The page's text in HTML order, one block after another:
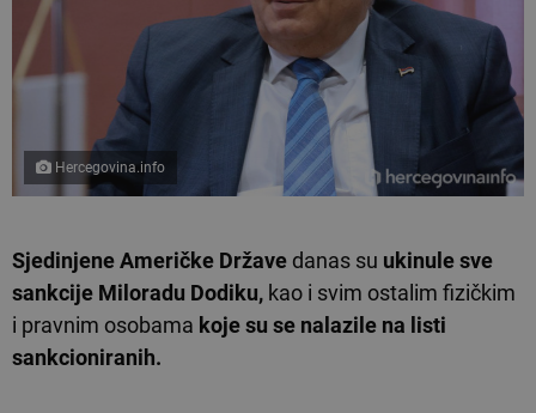
Hercegovina.info
Sjedinjene Američke Države danas su ukinule sve
sankcije Miloradu Dodiku, kao i svim ostalim fizičkim
i pravnim osobama koje su se nalazile na listi
sankcioniranih.